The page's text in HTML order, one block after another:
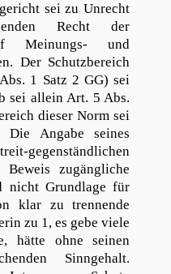
sei zu Unrecht
Recht der
Meinungs- und
Der Schutzbereich
1 Satz 2 GG) sei
sei allein Art. 5 Abs.
dieser Norm sei
Angabe seines
gegenständlichen
zugängliche
nicht Grundlage für
klar zu trennende
zu 1, es gebe viele
hätte ohne seinen
Sinngehalt.